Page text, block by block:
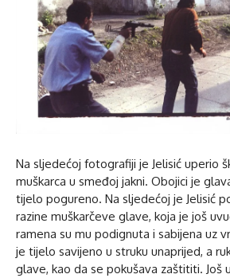
Na sljedećoj fotografiji je Jelisić uperio
muškarca u smeđoj jakni. Obojici je
tijelo pogureno. Na sljedećoj je Jelisić
razine muškarčeve glave, koja je još
ramena su mu podignuta i sabijena uz
je tijelo savijeno u struku unaprijed, a
glave, kao da se pokušava zaštititi. Još